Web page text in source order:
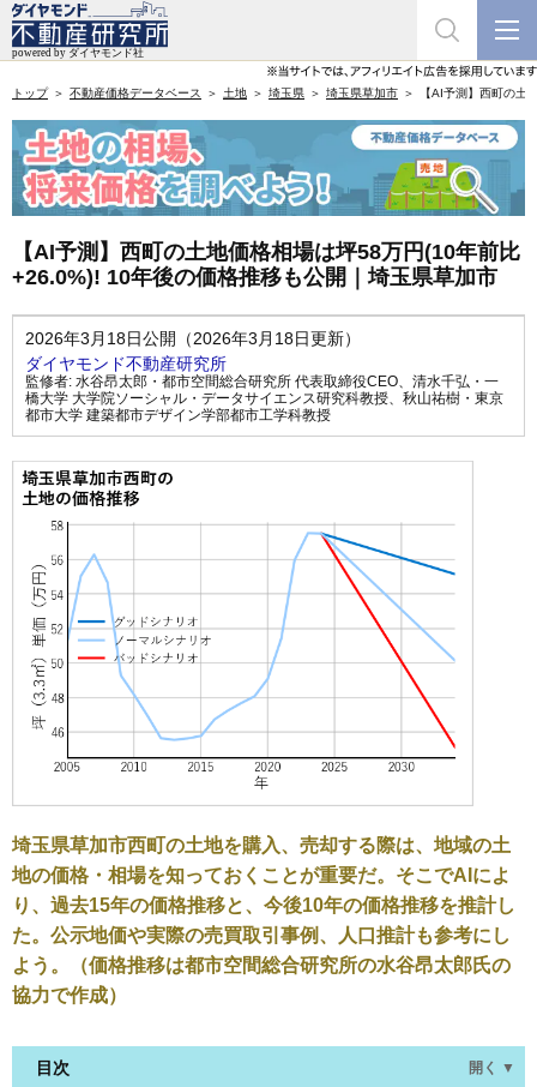
トップ 不動産価格データベース 土地 埼玉県 埼玉県草加市 【AI予測】西町の
【AI予測】西町の土地価格相場は坪58万円(10年前比
+26.0%)! 10年後の価格推移も公開｜埼玉県草加市
2026年3月18日公開（2026年3月18日更新）
ダイヤモンド不動産研究所
監修者: 水谷昂太郎・都市空間総合研究所 代表取締役CEO、 清水千弘・一
橋大学 大学院ソーシャル・データサイエンス研究科教授、 秋山祐樹・東京
都市大学 建築都市デザイン学部都市工学科教授
埼玉県草加市西町の土地を購入、売却する際は、地域の土
地の価格・相場を知っておくことが重要だ。そこでAIによ
り、過去15年の価格推移と、今後10年の価格推移を推計し
た。公示地価や実際の売買取引事例、人口推計も参考にし
よう。（価格推移は都市空間総合研究所の水谷昂太郎氏の
協力で作成）
目次 開く ▼